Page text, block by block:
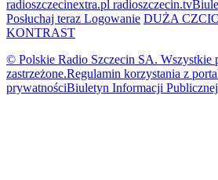
radioszczecinextra.pl radioszczecin.tv
Posłuchaj teraz Logowanie DUŻA
KONTRAST
© Polskie Radio Szczecin SA. Wszystkie
zastrzeżone.Regulamin korzystania z
prywatnościBiuletyn Informacji Publicznej